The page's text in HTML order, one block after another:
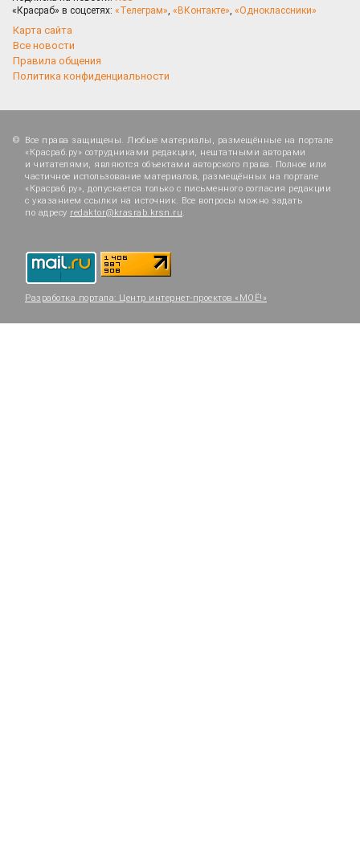
«Красраб» в соцсетях: «Телеграм» «ВКонтакте» «Одноклассники»
Карта сайта
Все новости
Правила общения
Политика конфиденциальности
Все права защищены. Любые материалы, размещённые на портале
«Красраб.ру» сотрудниками редакции, нештатными авторами
и читателями, являются объектами авторского права. Полное или
частичное использование материалов, размещённых на портале
«Красраб.ру», допускается только с письменного согласия редакции
с указанием ссылки на источник. Все вопросы можно задать
по адресу redaktor@krasrab.krsn.ru.
Разработка портала: Центр интернет-проектов «МОЁ!»